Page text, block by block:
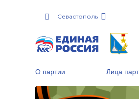
Севастополь
О партии Лица